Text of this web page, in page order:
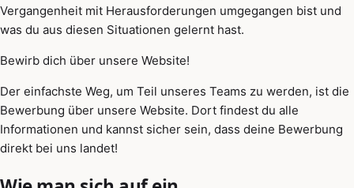
Vergangenheit mit Herausforderungen umgegangen bist und
was du aus diesen Situationen gelernt hast.
Bewirb dich über unsere Website!
Der einfachste Weg, um Teil unseres Teams zu werden, ist die
Bewerbung über unsere Website. Dort findest du alle
Informationen und kannst sicher sein, dass deine Bewerbung
direkt bei uns landet!